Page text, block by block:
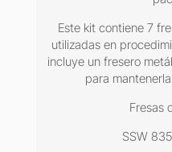
Este kit contiene 7
utilizadas en
incluye un fresero
para
Fresas
SSW